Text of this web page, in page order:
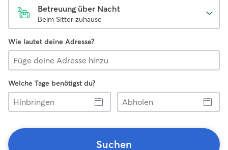
Betreuung über Nacht
Beim Sitter zuhause
Wie lautet deine Adresse?
Welche Tage benötigst du?
Hinbringen
Abholen
Suchen